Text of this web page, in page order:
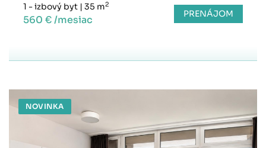
1 - izbový byt | 35 m2
560 € /mesiac PRENÁJOM
NOVINKA